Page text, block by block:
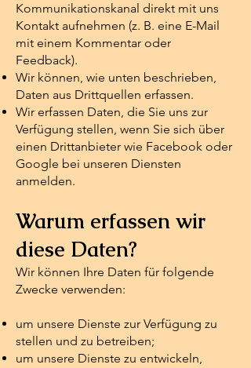
Kommunikationskanal direkt mit uns
Kontakt aufnehmen (z. B. eine E-Mail
mit einem Kommentar oder
Feedback).
Wir können, wie unten beschrieben,
Daten aus Drittquellen erfassen.
Wir erfassen Daten, die Sie uns zur
Verfügung stellen, wenn Sie sich über
einen Drittanbieter wie Facebook oder
Google bei unseren Diensten
anmelden.
Warum erfassen wir
diese Daten?
Wir können Ihre Daten für folgende
Zwecke verwenden:
um unsere Dienste zur Verfügung zu
stellen und zu betreiben;
um unsere Dienste zu entwickeln,